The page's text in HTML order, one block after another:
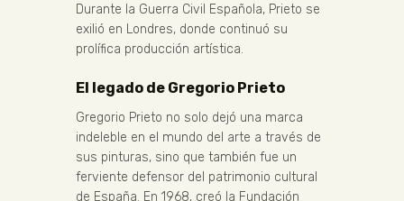
Durante la Guerra Civil Española, Prieto se
exilió en Londres, donde continuó su
prolífica producción artística.
El legado de Gregorio Prieto
Gregorio Prieto no solo dejó una marca
indeleble en el mundo del arte a través de
sus pinturas, sino que también fue un
ferviente defensor del patrimonio cultural
de España. En 1968, creó la Fundación